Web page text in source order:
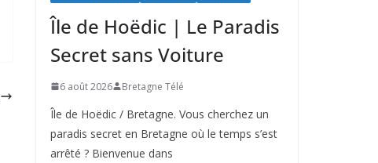
Île de Hoëdic | Le Paradis
Secret sans Voiture
6 août 2026 Bretagne Télé
Île de Hoëdic / Bretagne. Vous cherchez un
paradis secret en Bretagne où le temps s’est
arrêté ? Bienvenue dans